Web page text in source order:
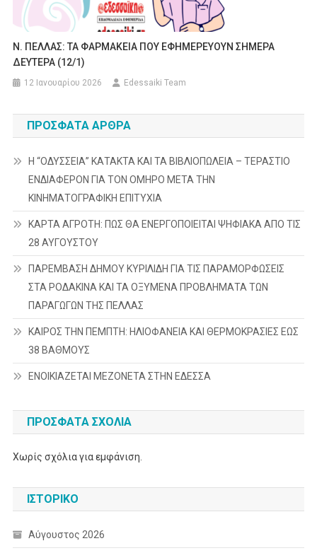
Ν. ΠΕΛΛΑΣ: ΤΑ ΦΑΡΜΑΚΕΙΑ ΠΟΥ ΕΦΗΜΕΡΕΥΟΥΝ ΣΗΜΕΡΑ
ΔΕΥΤΕΡΑ (12/1)
12 Ιανουαρίου 2026 Edessaiki Team
ΠΡΌΣΦΑΤΑ ΆΡΘΡΑ
Η “ΟΔΥΣΣΕΙΑ” ΚΑΤΑΚΤΑ ΚΑΙ ΤΑ ΒΙΒΛΙΟΠΩΛΕΙΑ – ΤΕΡΑΣΤΙΟ
ΕΝΔΙΑΦΕΡΟΝ ΓΙΑ ΤΟΝ ΟΜΗΡΟ ΜΕΤΑ ΤΗΝ
ΚΙΝΗΜΑΤΟΓΡΑΦΙΚΗ ΕΠΙΤΥΧΙΑ
ΚΑΡΤΑ ΑΓΡΟΤΗ: ΠΩΣ ΘΑ ΕΝΕΡΓΟΠΟΙΕΙΤΑΙ ΨΗΦΙΑΚΑ ΑΠΟ ΤΙΣ
28 ΑΥΓΟΥΣΤΟΥ
ΠΑΡΕΜΒΑΣΗ ΔΗΜΟΥ ΚΥΡΙΛΙΔΗ ΓΙΑ ΤΙΣ ΠΑΡΑΜΟΡΦΩΣΕΙΣ
ΣΤΑ ΡΟΔΑΚΙΝΑ ΚΑΙ ΤΑ ΟΞΥΜΕΝΑ ΠΡΟΒΛΗΜΑΤΑ ΤΩΝ
ΠΑΡΑΓΩΓΩΝ ΤΗΣ ΠΕΛΛΑΣ
ΚΑΙΡΟΣ ΤΗΝ ΠΕΜΠΤΗ: ΗΛΙΟΦΑΝΕΙΑ ΚΑΙ ΘΕΡΜΟΚΡΑΣΙΕΣ ΕΩΣ
38 ΒΑΘΜΟΥΣ
ΕΝΟΙΚΙΑΖΕΤΑΙ ΜΕΖΟΝΕΤΑ ΣΤΗΝ ΕΔΕΣΣΑ
ΠΡΌΣΦΑΤΑ ΣΧΌΛΙΑ
Χωρίς σχόλια για εμφάνιση.
ΙΣΤΟΡΙΚΌ
Αύγουστος 2026